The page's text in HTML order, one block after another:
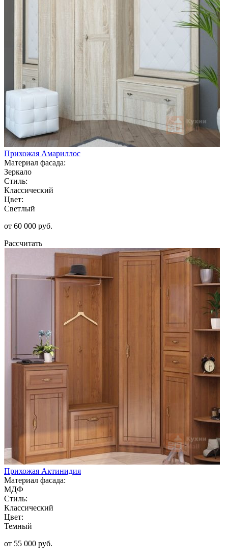
Прихожая Амариллос
Материал фасада:
Зеркало
Стиль:
Классический
Цвет:
Светлый
от 60 000 руб.
Рассчитать
Прихожая Актинидия
Материал фасада:
МДФ
Стиль:
Классический
Цвет:
Темный
от 55 000 руб.